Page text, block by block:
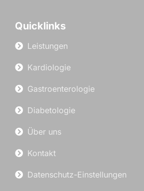
Quicklinks
Leistungen
Kardiologie
Gastroenterologie
Diabetologie
Über uns
Kontakt
Datenschutz-Einstellungen